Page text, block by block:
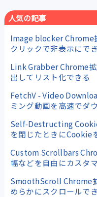
人気の記事
Image blocker Chrome
クリックで非表示にで
Link Grabber Chrome
出してリスト化できる
FetchV - Video
ミング動画を高速でダ
Self-Destructing
を閉じたときにCookie
Custom Scrollbars
幅などを自由にカスタ
SmoothScroll Chrome
めらかにスクロールで